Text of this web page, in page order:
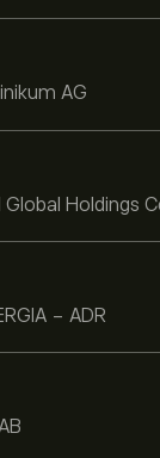
AG
Global Holdings
- ADR